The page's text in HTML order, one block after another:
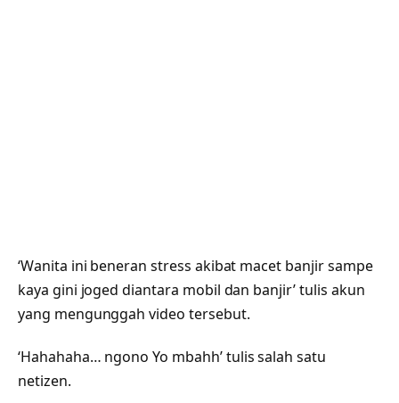
‘Wanita ini beneran stress akibat macet banjir sampe
kaya gini joged diantara mobil dan banjir’ tulis akun
yang mengunggah video tersebut.
‘Hahahaha… ngono Yo mbahh’ tulis salah satu
netizen.